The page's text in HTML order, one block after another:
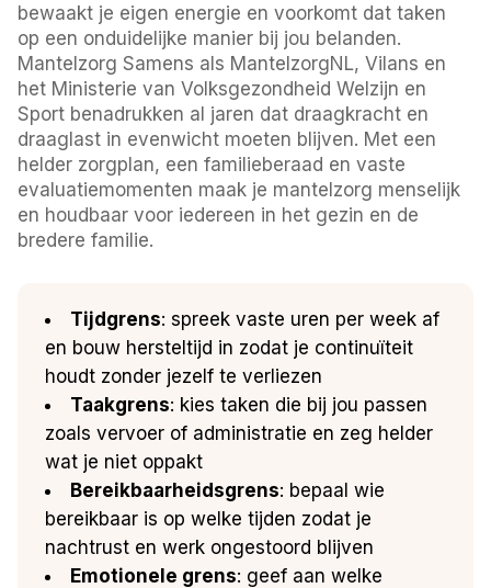
bewaakt je eigen energie en voorkomt dat taken
op een onduidelijke manier bij jou belanden.
Mantelzorg Samens als MantelzorgNL, Vilans en
het Ministerie van Volksgezondheid Welzijn en
Sport benadrukken al jaren dat draagkracht en
draaglast in evenwicht moeten blijven. Met een
helder zorgplan, een familieberaad en vaste
evaluatiemomenten maak je mantelzorg menselijk
en houdbaar voor iedereen in het gezin en de
bredere familie.
Tijdgrens: spreek vaste uren per week af
en bouw hersteltijd in zodat je continuïteit
houdt zonder jezelf te verliezen
Taakgrens: kies taken die bij jou passen
zoals vervoer of administratie en zeg helder
wat je niet oppakt
Bereikbaarheidsgrens: bepaal wie
bereikbaar is op welke tijden zodat je
nachtrust en werk ongestoord blijven
Emotionele grens: geef aan welke